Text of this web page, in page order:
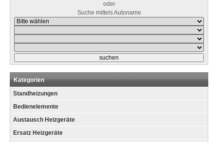
oder
Suche mittels Autoname
Kategorien
Standheizungen
Bedienelemente
Austausch Heizgeräte
Ersatz Heizgeräte